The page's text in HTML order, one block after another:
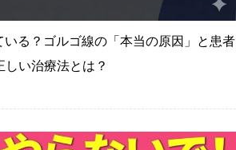
る？ゴルゴ線の「本当の原因」と患者
い治療法とは？